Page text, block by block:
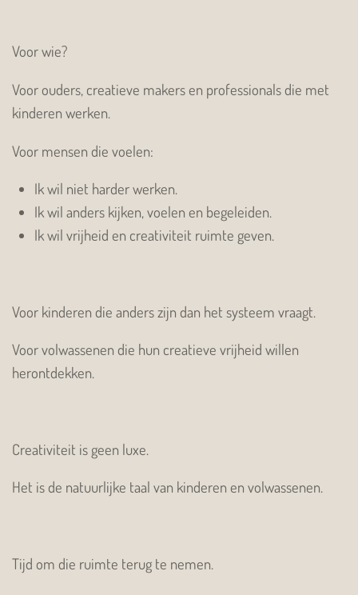
Voor wie?
Voor ouders, creatieve makers en professionals die met
kinderen werken.
Voor mensen die voelen:
Ik wil niet harder werken.
Ik wil anders kijken, voelen en begeleiden.
Ik wil vrijheid en creativiteit ruimte geven.
Voor kinderen die anders zijn dan het systeem vraagt.
Voor volwassenen die hun creatieve vrijheid willen
herontdekken.
Creativiteit is geen luxe.
Het is de natuurlijke taal van kinderen en volwassenen.
Tijd om die ruimte terug te nemen.